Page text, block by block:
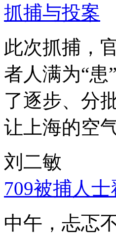
抓捕与投案
此次抓捕，
者人满为“
了逐步、分
让上海的空
刘二敏
709被捕人
中午，忐忑